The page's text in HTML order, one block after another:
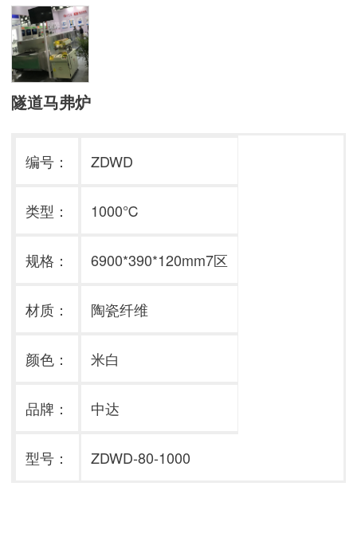
隧道马弗炉
编号 ： ZDWD
类型 ： 1000℃
规格 ： 6900*390*120mm7区
材质 ： 陶瓷纤维
颜色 ： 米白
品牌 ： 中达
型号 ： ZDWD-80-1000